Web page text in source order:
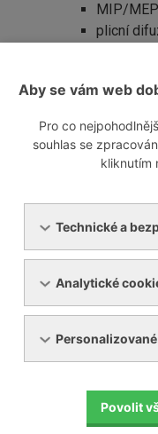
MIP/MEP
plicní
arteriální
odesílajícího
Cosmed a
O nás
Nemocnice Břeclav je
zřízenou
IČ: 00390780
DIČ: CZ00390780
Aby se vám web
Pro co
souhlas se
kliknutím
Technické a
Analytické
Povolit